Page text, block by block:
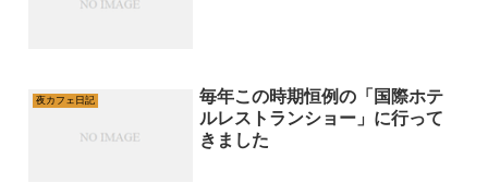
夜カフェ日記
毎年この時期恒例の「国際ホテ
ルレストランショー」に行って
きました